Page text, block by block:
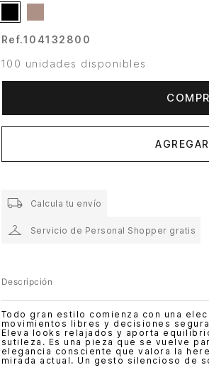
Ref.104132800
100 unidades disponibles
Calcula tu envío
Servicio de Personal Shopper gratis
Descripción
Todo gran estilo comienza con una
movimientos libres y decisiones
Eleva looks relajados y aporta
sutileza. Es una pieza que se vuelve
elegancia consciente que valora la
mirada actual. Un gesto silencioso de